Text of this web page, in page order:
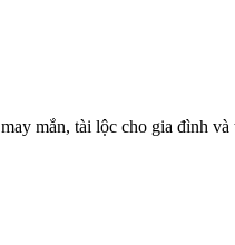
mắn, tài lộc cho gia đình